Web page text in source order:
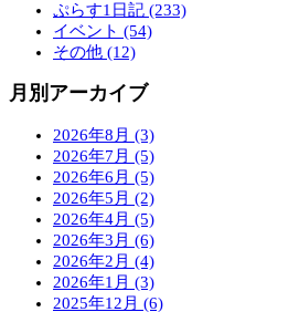
ぷらす1日記 (233)
イベント (54)
その他 (12)
月別アーカイブ
2026年8月 (3)
2026年7月 (5)
2026年6月 (5)
2026年5月 (2)
2026年4月 (5)
2026年3月 (6)
2026年2月 (4)
2026年1月 (3)
2025年12月 (6)